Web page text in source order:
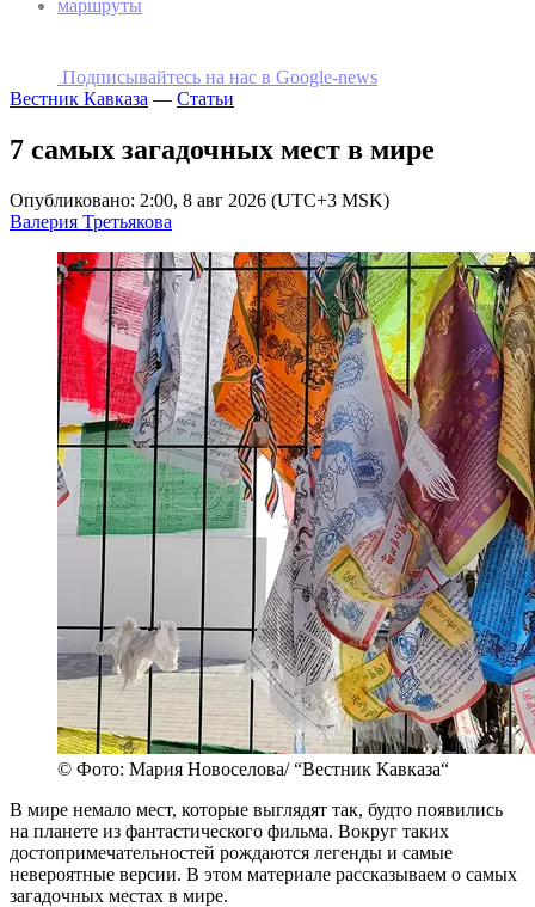
маршруты
Подписывайтесь на наc в Google-news
Вестник Кавказа — Статьи
7 самых загадочных мест в мире
Опубликовано: 2:00, 8 авг 2026 (UTC+3 MSK)
Валерия Третьякова
© Фото: Мария Новоселова/ “Вестник Кавказа“
В мире немало мест, которые выглядят так, будто появились
на планете из фантастического фильма. Вокруг таких
достопримечательностей рождаются легенды и самые
невероятные версии. В этом материале рассказываем о самых
загадочных местах в мире.